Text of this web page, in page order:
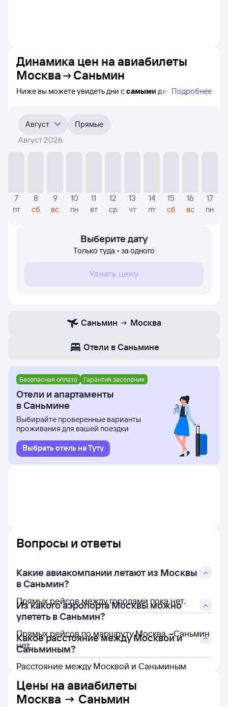
Динамика цен на авиабилеты
Москва
Саньмин
Ниже вы можете увидеть дни ссамыми дешёвыми
Выберите дату, перейдите по клику к поиску билетов
на самолёт и просмотру
Если никто не искал авиабилетов по маршруту
Москва — Саньмин, то цены могут отсутствовать
частично или полностью. В этом случае заполните
Подробнее
Август
Прямые
Август 2026
7
пт
8
сб
9
вс
10
пн
11
вт
12
ср
13
чт
14
пт
15
сб
16
вс
17
пн
Выберите дату
Только туда • за одного
Узнать цену
Саньмин Москва
Отели в Саньмине
Безопасная оплата Гарантия заселения
Отели и апартаменты
в Саньмине
Выбирайте проверенные варианты
проживания для вашей поездки
Выбрать отель на Туту
Вопросы и ответы
Какие авиакомпании летают из Москвы
в Саньмин?
Прямых рейсов между городами пока нет.
Из какого аэропорта Москвы можно
улететь в Саньмин?
Прямых рейсов по маршруту Москва - Саньмин
нет.
Какое расстояние между Москвой и
Саньминым?
Расстояние между Москвой и Саньминым
Цены на авиабилеты
Москва → Саньмин